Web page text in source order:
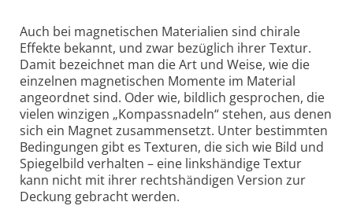
Auch bei magnetischen Materialien sind chirale
Effekte bekannt, und zwar bezüglich ihrer Textur.
Damit bezeichnet man die Art und Weise, wie die
einzelnen magnetischen Momente im Material
angeordnet sind. Oder wie, bildlich gesprochen, die
vielen winzigen „Kompass­nadeln“ stehen, aus denen
sich ein Magnet zusammensetzt. Unter bestimmten
Bedingungen gibt es Texturen, die sich wie Bild und
Spiegelbild verhalten – eine links­händige Textur
kann nicht mit ihrer rechts­händigen Version zur
Deckung gebracht werden.